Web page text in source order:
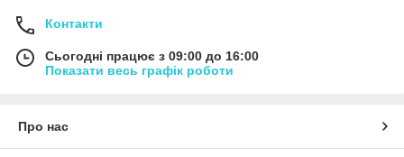
Контакти
Сьогодні працює з 09:00 до 16:00
Показати весь графік роботи
Про нас